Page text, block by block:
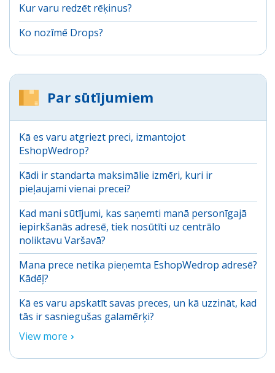
Kur varu redzēt rēķinus?
Ko nozīmē Drops?
Par sūtījumiem
Kā es varu atgriezt preci, izmantojot
EshopWedrop?
Kādi ir standarta maksimālie izmēri, kuri ir
pieļaujami vienai precei?
Kad mani sūtījumi, kas saņemti manā personīgajā
iepirkšanās adresē, tiek nosūtīti uz centrālo
noliktavu Varšavā?
Mana prece netika pieņemta EshopWedrop adresē?
Kādēļ?
Kā es varu apskatīt savas preces, un kā uzzināt, kad
tās ir sasniegušas galamērķi?
View more